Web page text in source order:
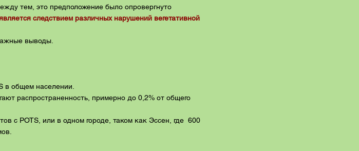
тем, это предположение было опровергнуто
следствием различных нарушений вегетативной
выводы.
в общем населении.
распространенность, примерно до 0,2% от общего
с POTS, или в одном городе, таком как Эссен, где 600